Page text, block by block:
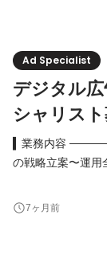
Ad Specialist
デジタル
シャリスト
▍業務内容
の戦略立案〜運用全般を
ペシャリストと
るとともに、運
7ヶ月前